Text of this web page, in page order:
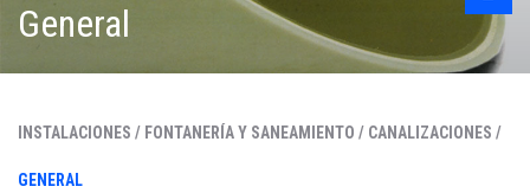
General
INSTALACIONES / FONTANERÍA Y SANEAMIENTO / CANALIZACIONES /
GENERAL